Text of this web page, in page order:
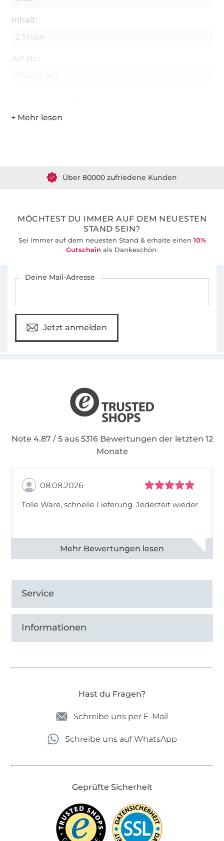
Inhalt:
2 Stück
Art.Nr.:
MÖCHTEST DU IMMER AUF DEM NEUESTEN
STAND SEIN?
Sei immer auf dem neuesten Stand & erhalte einen 10%
Gutschein als Dankeschön.
Deine Mail-Adresse
Jetzt anmelden
Note 4.87 / 5 aus 5316 Bewertungen der letzten 12
Monate
08.08.2026
Tolle Ware, schnelle Lieferung. Jederzeit wieder
Alle 83013 Bewertungen ansehen
Service
Informationen
Hast du Fragen?
Schreibe uns per E-Mail
Schreibe uns auf WhatsApp
Geprüfte Sicherheit